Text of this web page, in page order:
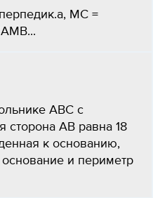
MC =
АВС с
сторона АВ равна 18
к основанию,
и периметр